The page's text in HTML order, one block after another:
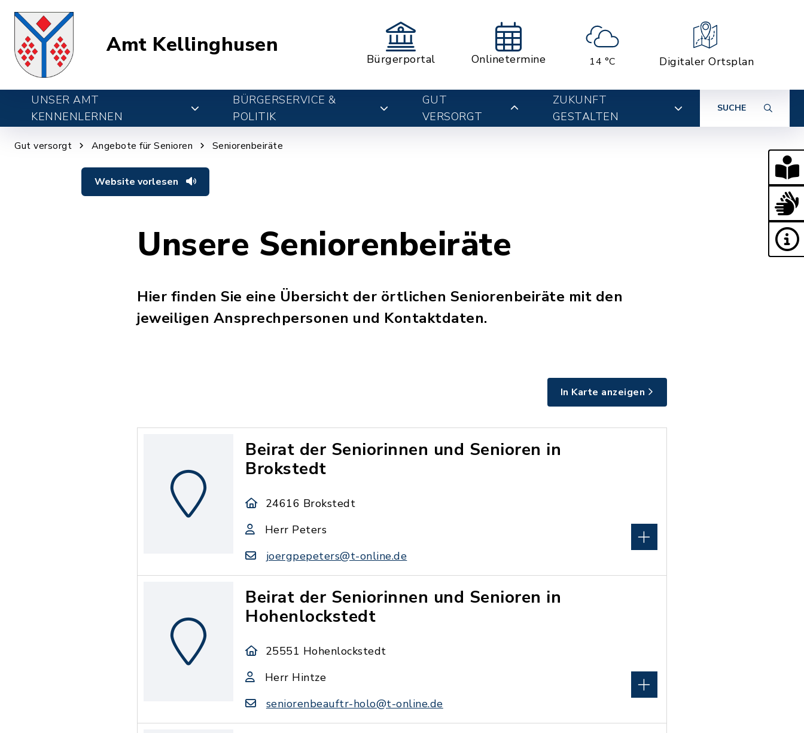
Amt Kellinghusen
Bürgerportal Onlinetermine 14 °C Digitaler Ortsplan
UNSER AMT
KENNENLERNEN
BÜRGERSERVICE &
POLITIK
GUT
VERSORGT
ZUKUNFT
GESTALTEN
SUCHE
Gut versorgt Angebote für Senioren Seniorenbeiräte
Website vorlesen
Unsere Seniorenbeiräte
Hier finden Sie eine Übersicht der örtlichen Seniorenbeiräte mit den
jeweiligen Ansprechpersonen und Kontaktdaten.
In Karte anzeigen
Beirat der Seniorinnen und Senioren in
Brokstedt
24616 Brokstedt
Herr Peters
joergpepeters@t-online.de
Beirat der Seniorinnen und Senioren in
Hohenlockstedt
25551 Hohenlockstedt
Herr Hintze
seniorenbeauftr-holo@t-online.de